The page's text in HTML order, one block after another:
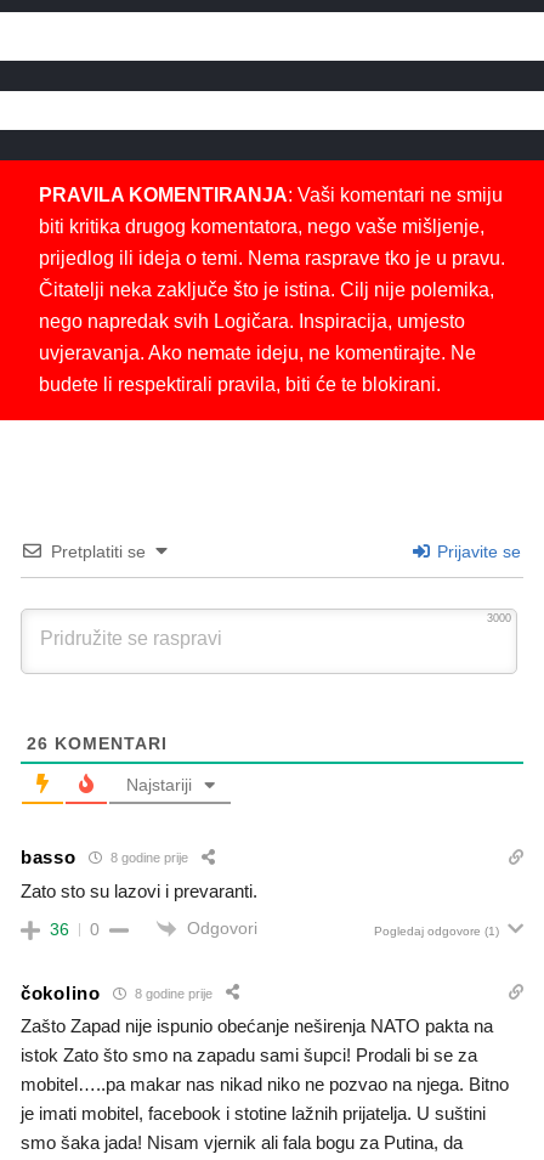
PRAVILA KOMENTIRANJA: Vaši komentari ne smiju
biti kritika drugog komentatora, nego vaše mišljenje,
prijedlog ili ideja o temi. Nema rasprave tko je u pravu.
Čitatelji neka zaključe što je istina. Cilj nije polemika,
nego napredak svih Logičara. Inspiracija, umjesto
uvjeravanja. Ako nemate ideju, ne komentirajte. Ne
budete li respektirali pravila, biti će te blokirani.
Pretplatiti se Prijavite se
3000
26 KOMENTARI
Najstariji
basso 8 godine prije
Zato sto su lazovi i prevaranti.
36 0 Odgovori Pogledaj odgovore (1)
čokolino 8 godine prije
Zašto Zapad nije ispunio obećanje neširenja NATO pakta na
istok Zato što smo na zapadu sami šupci! Prodali bi se za
mobitel…..pa makar nas nikad niko ne pozvao na njega. Bitno
je imati mobitel, facebook i stotine lažnih prijatelja. U suštini
smo šaka jada! Nisam vjernik ali fala bogu za Putina, da